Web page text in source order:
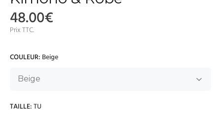
48.00€
Prix TTC.
COULEUR: Beige
TAILLE:TU